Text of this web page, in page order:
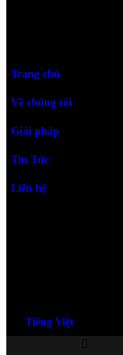
Trang chủ
Về chúng tôi
Giải pháp
Tin Tức
Liên hệ
Tiếng Việt